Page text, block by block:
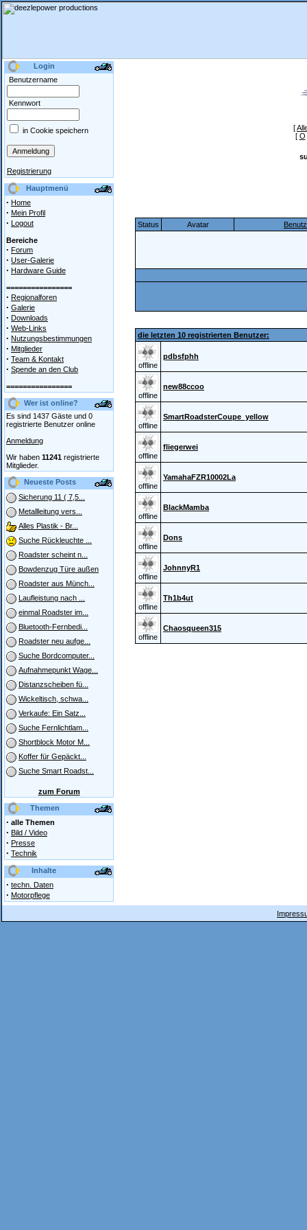
Login
Benutzername
Kennwort
in Cookie speichern
Registrierung
Hauptmenü
· Home
· Mein Profil
· Logout
Bereiche
· Forum
· User-Galerie
· Hardware Guide
================
· Regionalforen
· Galerie
· Downloads
· Web-Links
· Nutzungsbestimmungen
· Mitglieder
· Team & Kontakt
· Spende an den Club
================
Wer ist online?
Es sind 1437 Gäste und 0
registrierte Benutzer online
Anmeldung
Wir haben 11241 registrierte
Mitglieder.
Neueste Posts
Sicherung 11 ( 7,5...
Metallleitung vers...
Alles Plastik - Br...
Suche Rückleuchte ...
Roadster scheint n...
Bowdenzug Türe außen
Roadster aus Münch...
Laufleistung nach ...
einmal Roadster im...
Bluetooth-Fernbedi...
Roadster neu aufge...
Suche Bordcomputer...
Aufnahmepunkt Wage...
Distanzscheiben fü...
Wickeltisch, schwa...
Verkaufe: Ein Satz...
Suche Fernlichtlam...
Shortblock Motor M...
Koffer für Gepäckt...
Suche Smart Roadst...
zum Forum
Themen
· alle Themen
· Bild / Video
· Presse
· Technik
Inhalte
· techn. Daten
· Motorpflege
[
[ O
Status Avatar
die letzten 10 registrierten Benutzer:
offline
pdbsfphh
offline
new88ccoo
offline
SmartRoadsterCoupe_yellow
offline
fliegerwei
offline
YamahaFZR10002La
offline
BlackMamba
offline
Dons
offline
JohnnyR1
offline
Th1b4ut
offline
Chaosqueen315